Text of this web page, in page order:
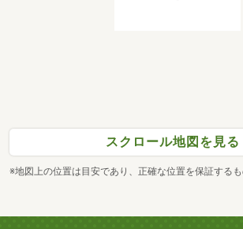
スクロール地図を見る
※地図上の位置は目安であり、正確な位置を保証するも